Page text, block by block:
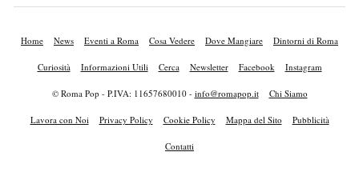
Home News Eventi a Roma Cosa Vedere Dove Mangiare Dintorni di Roma
Curiosità Informazioni Utili Cerca Newsletter Facebook Instagram
© Roma Pop - P.IVA: 11657680010 - info@romapop.it Chi Siamo
Lavora con Noi Privacy Policy Cookie Policy Mappa del Sito Pubblicità
Contatti